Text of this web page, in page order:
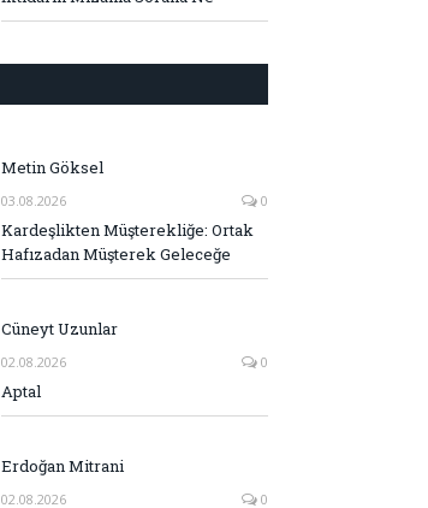
Metin Göksel
03.08.2026 0
Kardeşlikten Müşterekliğe: Ortak
Hafızadan Müşterek Geleceğe
Cüneyt Uzunlar
02.08.2026 0
Aptal
Erdoğan Mitrani
02.08.2026 0